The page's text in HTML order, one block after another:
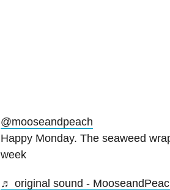
@mooseandpeach
Happy Monday. The seaweed
week
♬ original sound -